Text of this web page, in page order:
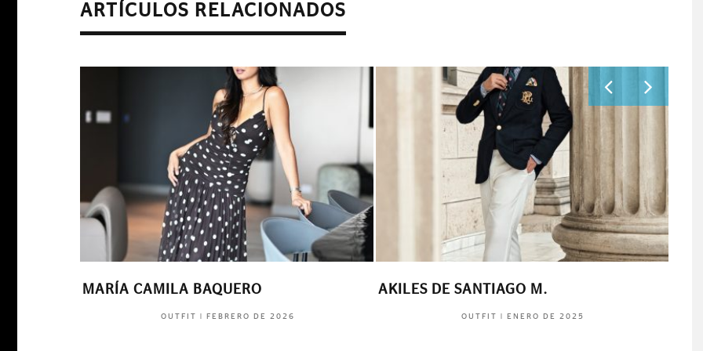
ARTÍCULOS RELACIONADOS
MARÍA CAMILA BAQUERO
OUTFIT FEBRERO DE 2026
AKILES DE SANTIAGO M.
OUTFIT ENERO DE 2025